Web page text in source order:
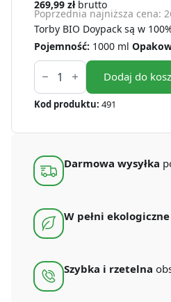
269,99 złbrutto
Poprzednia najniższa cena:
Torby BIO Doypack są w
Pojemność: 1000 ml
ilość
Torby
BIO
DOYPACK
natura
ml
szt.)
Dodaj do
Kod produktu: 491
Darmowa wysyłka
W pełni ekologiczne
Szybka i rzetelna